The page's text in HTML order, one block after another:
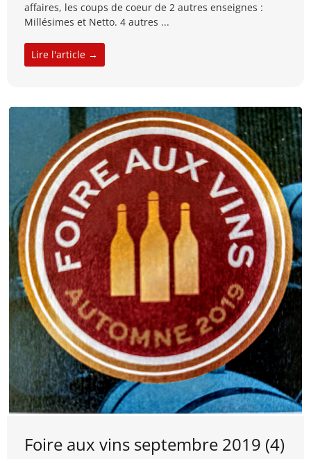
affaires, les coups de coeur de 2 autres enseignes :
Millésimes et Netto. 4 autres ...
Lire l'article →
Foire aux vins septembre 2019 (4)